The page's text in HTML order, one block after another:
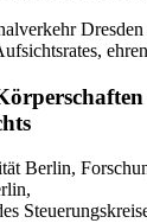
Berlin,